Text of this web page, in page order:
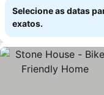
Selecione as datas
exatos.